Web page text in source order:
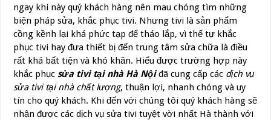
ngay khi này quý khách hàng nên mau chóng tìm những
biện pháp sửa, khắc phục tivi. Nhưng tivi là sản phẩm
cồng kềnh lại khá phức tạp để tháo lắp, vì thế tự khắc
phục tivi hay đưa thiết bị đến trung tâm sửa chữa là điều
rất khá bất tiện và khó khăn. Hiểu được trường hợp này
khắc phục sửa tivi tại nhà Hà Nộiđã cung cấp các dịch vụ
sửa tivi tại nhà chất lượng, thuận lợi, nhanh chóng và uy
tín cho quý khách. Khi đến với chúng tôi quý khách hàng sẽ
nhận được các dịch vụ sửa tivi tuyệt vời nhất Hà thành với